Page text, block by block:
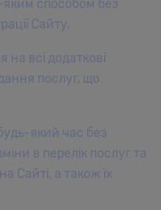
способом без
Сайту.
на всі додаткові
послуг, що
який час без
в перелік послуг та
Сайті, а також їх
it to make a type
centuries, but also
кремю лимон-
глазурь,
карамель, мусс